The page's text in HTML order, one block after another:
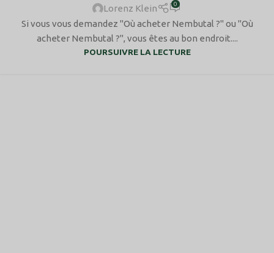
Lorenz Klein 0
Si vous vous demandez "Où acheter Nembutal ?" ou "Où
acheter Nembutal ?", vous êtes au bon endroit....
POURSUIVRE LA LECTURE